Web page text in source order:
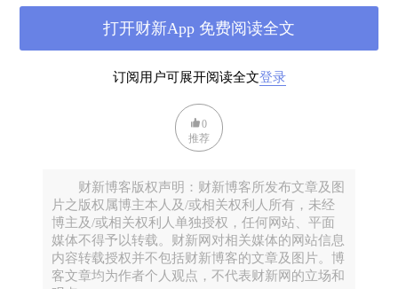
所以，疫情发展到现在，已经很平稳，不需要惊慌
了。医院已有足够的治疗经验，无论是感染又或复
金刚不坏之身，也经常得病，像平时一样，得了病就
去治，最多耽误一点时间而已。冬春之际，本来也有
流感，也同样传染，大家不都活得很好吗？上海的张
文宏医生说，这个病的死亡率低于1%。既然如此，有
什么好怕的？只要不死，感染上也不必恐惧，方舱医
院的病人们不是在医院又跳又唱吗？出院了也都欢天
喜地，跟别的什么病似也没多大差别。
话说回来，我也很难理解对0的追求。0个和1个，之间
订阅用户可展开阅读全文登录
打开财新App 免费阅读全文
0
推荐
财新博客版权声明：财新博客所发布文章及图
片之版权属博主本人及/或相关权利人所有，未经
博主及/或相关权利人单独授权，任何网站、平面
媒体不得予以转载。财新网对相关媒体的网站信息
内容转载授权并不包括财新博客的文章及图片。博
客文章均为作者个人观点，不代表财新网的立场和